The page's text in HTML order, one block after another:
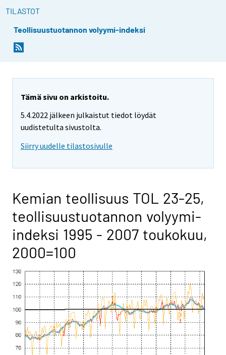
TILASTOT
Teollisuustuotannon volyymi-indeksi
Tämä sivu on arkistoitu.
5.4.2022 jälkeen julkaistut tiedot löydät
uudistetulta sivustolta.
Siirry uudelle tilastosivulle
Kemian teollisuus TOL 23-25,
teollisuustuotannon volyymi-
indeksi 1995 - 2007 toukokuu,
2000=100